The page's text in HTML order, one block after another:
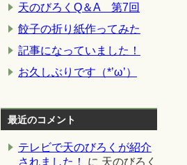
天のびろくQ＆A 第7回
餃子の折り紙作ってみた
記事になっていました！
お久しぶりです（*’ω’）
最近のコメント
テレビで天のびろくが紹介
されました！
に 天のびろく